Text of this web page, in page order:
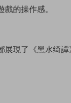
的操作感。
展現了《黑水绮譚